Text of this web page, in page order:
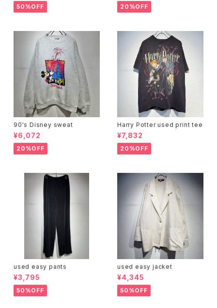
50%OFF 20%OFF
90's Disney sweat
¥6,072
20%OFF
Harry Potter used print tee
¥7,832
20%OFF
used easy pants
¥3,795
50%OFF
used easy jacket
¥4,345
50%OFF